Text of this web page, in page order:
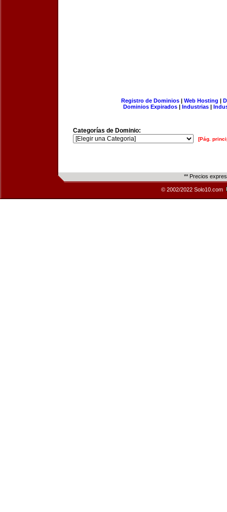
Registro de Dominios| Web Hosting |
Dominios Expirados | Industrias |
Categorías de Dominio:
[Pág.
** Precios
© 2002/2022 Solo10.com